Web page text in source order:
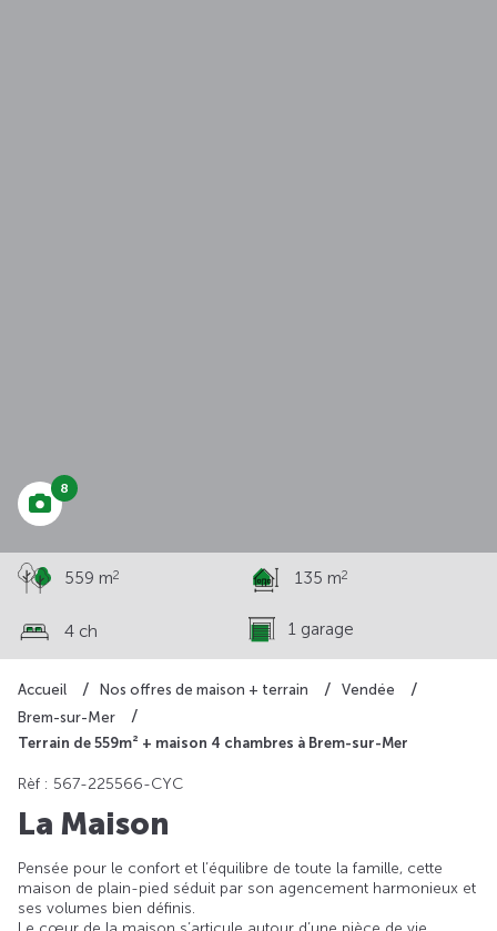
Accueil Nos offres de maison + terrain
Vendée
Brem-sur-Mer
Terrain de 559m² + maison 4 chambres à Brem-sur-Mer
8
559 m2 135 m2
4 ch 1 garage
Rèf : 567-225566-CYC
La Maison
Pensée pour le confort et l’équilibre de toute la famille, cette
maison de plain-pied séduit par son agencement harmonieux et
ses volumes bien définis.